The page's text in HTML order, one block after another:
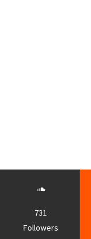
731
Followers